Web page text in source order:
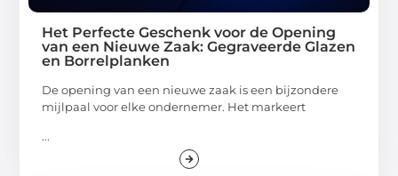
Het Perfecte Geschenk voor de Opening
van een Nieuwe Zaak: Gegraveerde Glazen
en Borrelplanken
De opening van een nieuwe zaak is een bijzondere
mijlpaal voor elke ondernemer. Het markeert
...